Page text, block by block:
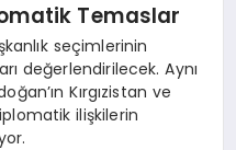
Temaslar
seçimlerinin
değerlendirilecek. Aynı
Kırgızistan ve
ilişkilerin